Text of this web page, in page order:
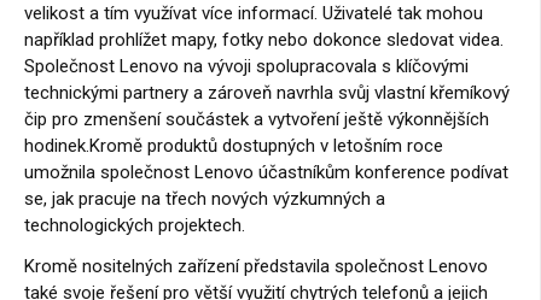
velikost a tím využívat více informací. Uživatelé tak mohou
například prohlížet mapy, fotky nebo dokonce sledovat videa.
Společnost Lenovo na vývoji spolupracovala s klíčovými
technickými partnery a zároveň navrhla svůj vlastní křemíkový
čip pro zmenšení součástek a vytvoření ještě výkonnějších
hodinek.Kromě produktů dostupných v letošním roce
umožnila společnost Lenovo účastníkům konference podívat
se, jak pracuje na třech nových výzkumných a
technologických projektech.
Kromě nositelných zařízení představila společnost Lenovo
také svoje řešení pro větší využití chytrých telefonů a jejich